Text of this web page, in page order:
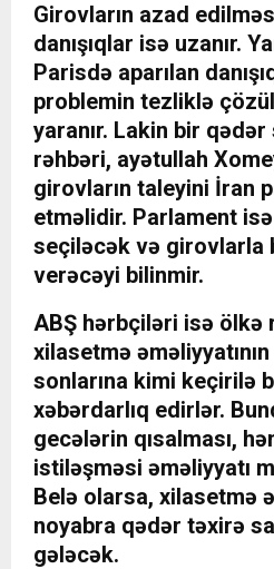
Girovların azad
danışıqlar isə uzanır.
Parisdə aparılan
problemin tezliklə
yaranır. Lakin bir
rəhbəri, ayətullah
girovların taleyini İran
etməlidir. Parlament
seçiləcək və girovlarla
verəcəyi bilinmir.
ABŞ hərbçiləri isə ölkə
xilasetmə
sonlarına kimi keçirilə
xəbərdarlıq edirlər.
gecələrin qısalması,
istiləşməsi əməliyyatı
Belə olarsa, xilasetmə
noyabra qədər təxirə
gələcək.